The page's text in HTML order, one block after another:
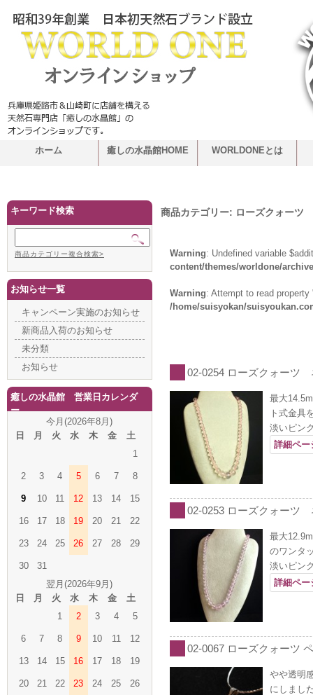
ホーム 癒しの水晶館HOME WORLDONEとは
商品カテゴリー: ローズクォーツ
Warning: Undefined variable
content/themes/worldone/
Warning: Attempt to read
/home/suisyokan/
02-0254 ローズクォー
最大
ト式金具
淡いピン
詳細ペ
02-0253 ローズクォーツ
最大
のワンタ
淡いピン
詳細ペ
02-0067 ローズクォーツ
やや透明
にしまし
キーワード検索
商品カテゴリー複合検索>
お知らせ一覧
キャンペーン実施のお知らせ
新商品入荷のお知らせ
未分類
お知らせ
癒しの水晶館 営業日カレンダ
ー
今月(2026年8月)
日
月 火 水 木 金
土
1
2 3 4 5 6 7 8
9 10 11 12 13 14 15
16 17 18 19 20 21 22
23 24 25 26 27 28 29
30
31
翌月(2026年9月)
日
月 火 水 木 金
土
1
2 3 4 5
6 7 8 9 10 11 12
13 14 15 16 17 18 19
20 21 22 23 24 25 26